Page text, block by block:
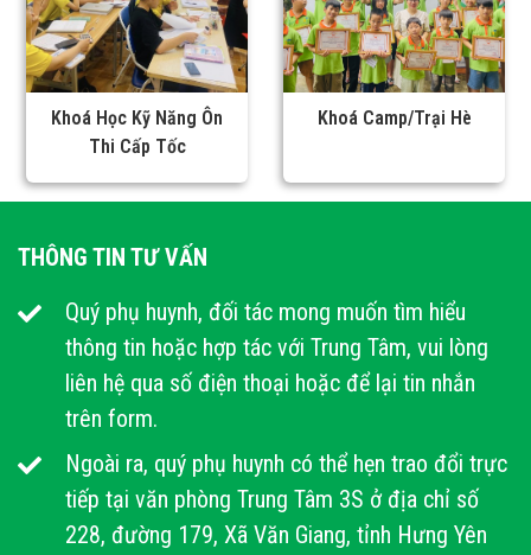
Khoá Học Kỹ Năng Ôn
Thi Cấp Tốc
Khoá Camp/Trại Hè
THÔNG TIN TƯ VẤN
Quý phụ huynh, đối tác mong muốn tìm hiểu
thông tin hoặc hợp tác với Trung Tâm, vui lòng
liên hệ qua số điện thoại hoặc để lại tin nhắn
trên form.
Ngoài ra, quý phụ huynh có thể hẹn trao đổi trực
tiếp tại văn phòng Trung Tâm 3S ở địa chỉ số
228, đường 179, Xã Văn Giang, tỉnh Hưng Yên